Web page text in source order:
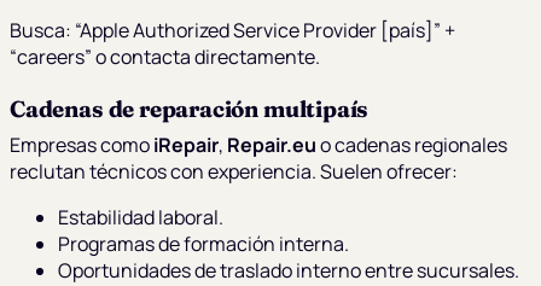
Busca: “Apple Authorized Service Provider [país]” +
“careers” o contacta directamente.
Cadenas de reparación multipaís
Empresas comoiRepair, Repair.euo cadenas regionales
reclutan técnicos con experiencia. Suelen ofrecer:
Estabilidad laboral.
Programas de formación interna.
Oportunidades de traslado interno entre sucursales.